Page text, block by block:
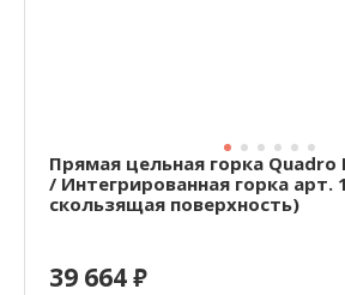
Прямая цельная горка
/ Интегрированная горка арт.
скользящая поверхность)
39 664₽